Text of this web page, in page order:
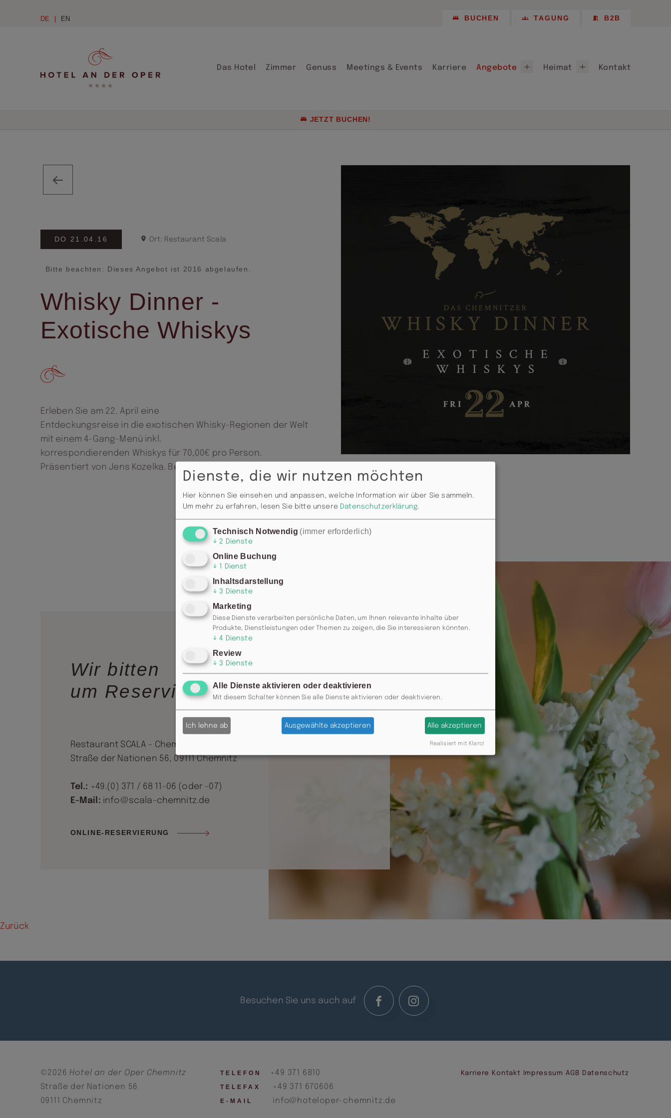
DE EN BUCHEN TAGUNG B2B
Das Hotel Zimmer Genuss Meetings & Events Karriere Angebote Heimat Kontakt
JETZT BUCHEN!
DO 21.04.16 Ort: Restaurant Scala
Bitte beachten: Dieses Angebot ist 2016 abgelaufen.
Whisky Dinner -
Exotische Whiskys
Erleben Sie am 22. April eine
Entdeckungsreise in die exotischen Whisky-Regionen der Welt
mit einem 4-Gang-Menü inkl.
korrespondierenden Whiskys für 70,00€ pro Person.
Präsentiert von Jens Kozelka. Beginn: 19:00 Uhr
Wir bitten
um Reservierung
Restaurant SCALA - Chemnitz
Straße der Nationen 56, 09111 Chemnitz
Tel.: +49.(0) 371 / 68 11-06 (oder -07)
E-Mail: info@scala-chemnitz.de
ONLINE-RESERVIERUNG
Zurück
Besuchen Sie uns auch auf
©2026Hotel an der Oper Chemnitz
Straße der Nationen 56
09111 Chemnitz
TELEFON +49 371 6810
TELEFAX +49 371 670606
E-MAIL info@hoteloper-chemnitz.de
Karriere Kontakt Impressum AGB Datenschutz
Dienste, die wir nutzen möchten
Hier können Sie einsehen und anpassen, welche Information wir über Sie sammeln.
Um mehr zu erfahren, lesen Sie bitte unsere Datenschutzerklärung
Technisch Notwendig (immer erforderlich)
↓ 2 Dienste
Online Buchung
↓ 1 Dienst
Inhaltsdarstellung
↓ 3 Dienste
Marketing
Diese Dienste verarbeiten persönliche Daten, um Ihnen relevante Inhalte über
Produkte, Dienstleistungen oder Themen zu zeigen, die Sie interessieren könnten.
↓ 4 Dienste
Review
↓ 3 Dienste
Alle Dienste aktivieren oder deaktivieren
Mit diesem Schalter können Sie alle Dienste aktivieren oder deaktivieren.
Ich lehne ab Ausgewählte akzeptieren Alle akzeptieren
Realisiert mit Klaro!